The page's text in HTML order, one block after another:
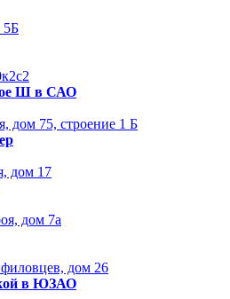
5Б
Ш в САО
дом 75, строение 1 Б
дом 17
дом 7а
дом 26
в ЮЗАО